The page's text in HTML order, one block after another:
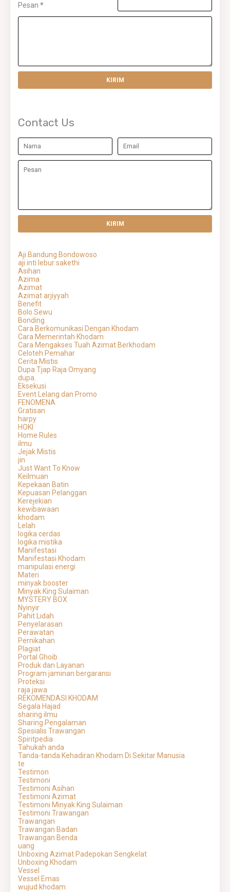
Pesan *
Contact Us
Aji Bandung Bondowoso
aji inti lebur sakethi
Asihan
Azima
Azimat
Azimat arjiyyah
Benefit
Bolo Sewu
Bonding
Cara Berkomunikasi Dengan Khodam
Cara Memerintah Khodam
Cara Mengakses Tuah Azimat Berkhodam
Celoteh Pemahar
Cerita Mistis
Dupa Tjap Raja Omyang
dupa.
Eksekusi
Event Lelang dan Promo
FENOMENA
Gratisan
harpy
HOKI
Home Rules
ilmu
Jejak Mistis
jin
Just Want To Know
Keilmuan
Kepekaan Batin
Kepuasan Pelanggan
Kerejekian
kewibawaan
khodam
Lelah
logika cerdas
logika mistika
Manifestasi
Manifestasi Khodam
manipulasi energi
Materi
minyak booster
Minyak King Sulaiman
MYSTERY BOX
Nyinyir
Pahit Lidah
Penyelarasan
Perawatan
Pernikahan
Plagiat
Portal Ghoib
Produk dan Layanan
Program jaminan bergaransi
Proteksi
raja jawa
REKOMENDASI KHODAM
Segala Hajad
sharing ilmu
Sharing Pengalaman
Spesialis Trawangan
Spiritpedia
Tahukah anda
Tanda-tanda Kehadiran Khodam Di Sekitar Manusia
te
Testimon
Testimoni
Testimoni Asihan
Testimoni Azimat
Testimoni Minyak King Sulaiman
Testimoni Trawangan
Trawangan
Trawangan Badan
Trawangan Benda
uang
Unboxing Azimat Padepokan Sengkelat
Unboxing Khodam
Vessel
Vessel Emas
wujud khodam